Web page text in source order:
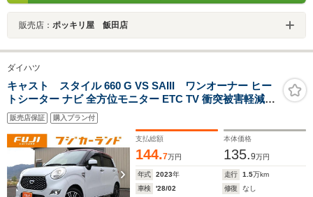
販売店： ポッキリ屋 飯田店
ダイハツ
キャスト スタイル 660 G VS SAIII ワンオーナー ヒー
トシーター ナビ 全方位モニター ETC TV 衝突被害軽減ブ
レーキ LEDヘッドライト スマートキー
販売店保証 購入プラン付
支払総額
144.7万円
本体価格
135.9万円
年式 2023年 走行 1.5万km
車検
'28/02 修復
なし